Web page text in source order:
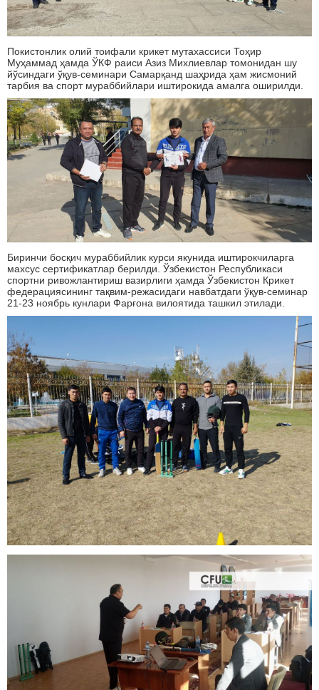
Покистонлик олий тоифали крикет мутахассиси Тоҳир
Муҳаммад ҳамда ЎКФ раиси Азиз Михлиевлар томонидан шу
йўсиндаги ўқув-семинари Самарқанд шаҳрида ҳам жисмоний
тарбия ва спорт мураббийлари иштирокида амалга оширилди.
Биринчи босқич мураббийлик курси якунида иштирокчиларга
махсус сертификатлар берилди. Ўзбекистон Республикаси
спортни ривожлантириш вазирлиги ҳамда Ўзбекистон Крикет
федерациясининг тақвим-режасидаги навбатдаги ўқув-семинар
21-23 ноябрь кунлари Фарғона вилоятида ташкил этилади.